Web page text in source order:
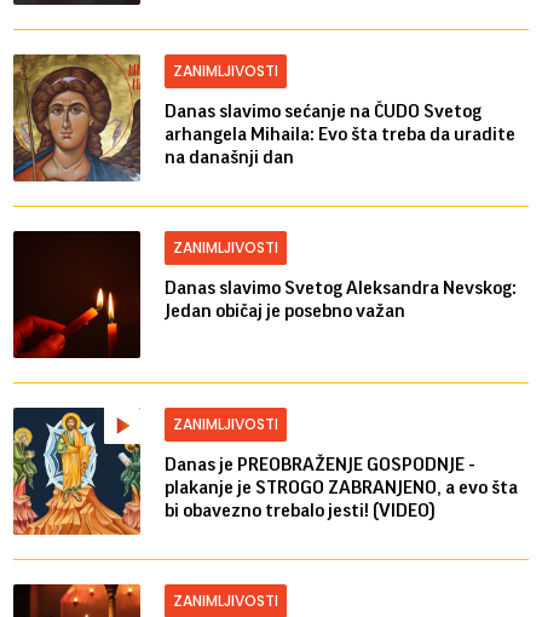
ZANIMLJIVOSTI
Danas slavimo sećanje na ČUDO Svetog
arhangela Mihaila: Evo šta treba da uradite
na današnji dan
ZANIMLJIVOSTI
Danas slavimo Svetog Aleksandra Nevskog:
Jedan običaj je posebno važan
ZANIMLJIVOSTI
Danas je PREOBRAŽENJE GOSPODNJE -
plakanje je STROGO ZABRANJENO, a evo šta
bi obavezno trebalo jesti! (VIDEO)
ZANIMLJIVOSTI